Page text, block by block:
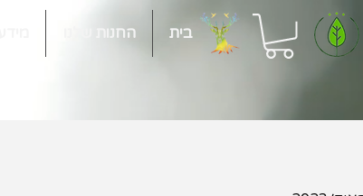
החנות שלנו בית